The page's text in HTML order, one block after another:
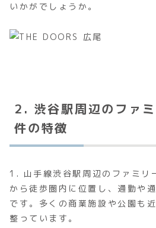
いかがでしょうか。
2. 渋谷駅周辺のファ
件の特徴
1. 山手線渋谷駅周辺のファミリ
から徒歩圏内に位置し、通勤や
です。多くの商業施設や公園も
整っています。